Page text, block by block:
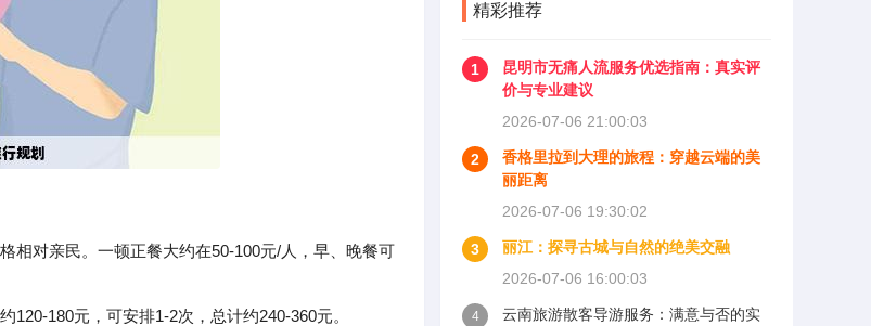
相对亲民。一顿正餐大约在50-100元/人，早、晚餐可
180元，可安排1-2次，总计约240-360元。
精彩推荐
1
昆明市无痛人流服务优选指南：真实评
价与专业建议
2026-07-06 21:00:03
2
香格里拉到大理的旅程：穿越云端的美
丽距离
2026-07-06 19:30:02
3
丽江：探寻古城与自然的绝美交融
2026-07-06 16:00:03
4
云南旅游散客导游服务：满意与否的实